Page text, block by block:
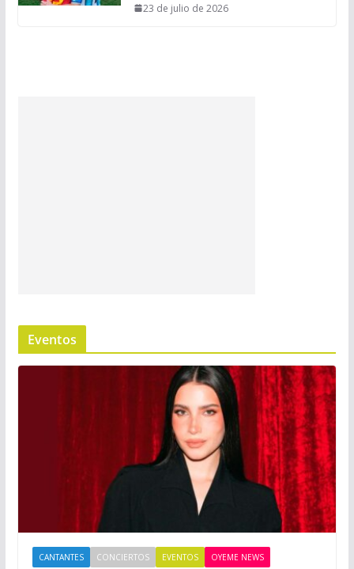
23 de julio de 2026
Eventos
CANTANTES CONCIERTOS EVENTOS OYEME NEWS